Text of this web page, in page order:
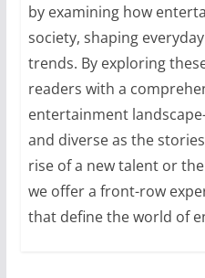
by examining how
society, shaping
trends. By exploring
readers with a
entertainment
and diverse as the
rise of a new talent or
we offer a front-row
that define the world of